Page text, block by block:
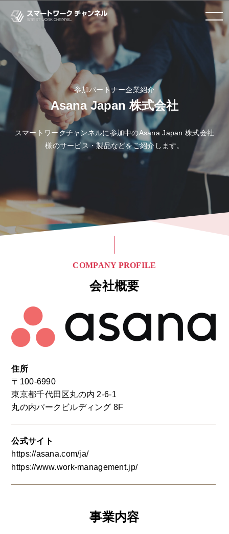
toggle
navigation
参加パートナー企業紹介
Asana Japan 株式会社
スマートワークチャンネルに参加中のAsana Japan 株式会社
様のサービス・製品などをご紹介します。
COMPANY PROFILE
会社概要
住所
〒100-6990
東京都千代田区丸の内 2-6-1
丸の内パークビルディング 8F
公式サイト
https://asana.com/ja/
https://www.work-management.jp/
事業内容